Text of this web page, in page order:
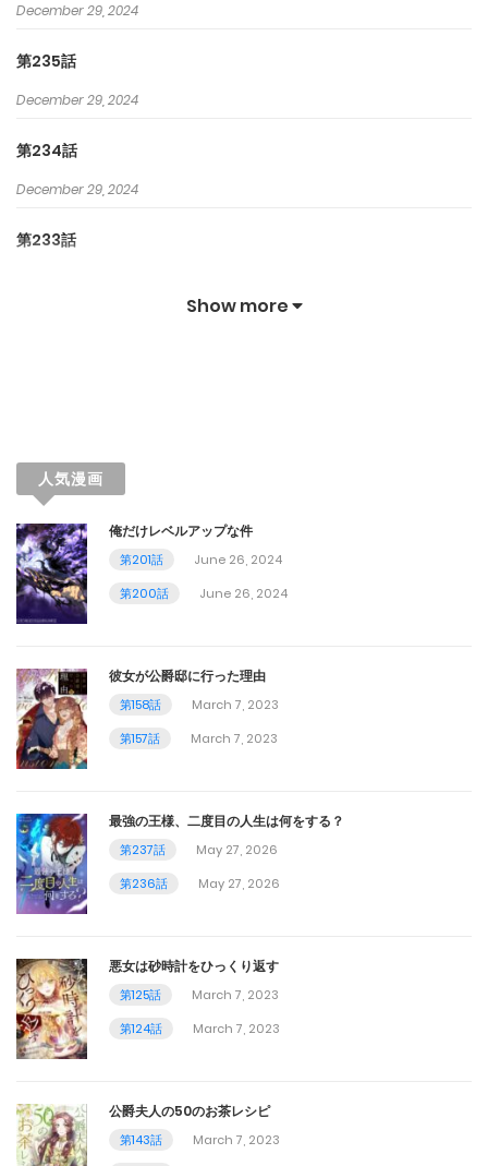
December 29, 2024
第235話
December 29, 2024
第234話
December 29, 2024
第233話
November 21, 2024
第230話
November 21, 2024
第229話
第228話
November 2, 2024
October 24, 2024
第226話
October 19, 2024
第225話
October 19, 2024
第224話
第223話
Show more
人気漫画
俺だけレベルアップな件
第201話
June 26, 2024
第200話
June 26, 2024
彼女が公爵邸に行った理由
第158話
March 7, 2023
第157話
March 7, 2023
最強の王様、二度目の人生は何をする？
第237話
May 27, 2026
第236話
May 27, 2026
悪女は砂時計をひっくり返す
第125話
March 7, 2023
第124話
March 7, 2023
公爵夫人の50のお茶レシピ
第143話
March 7, 2023